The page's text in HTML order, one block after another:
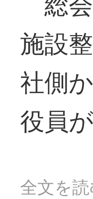
施設
社側
役員が
全文を